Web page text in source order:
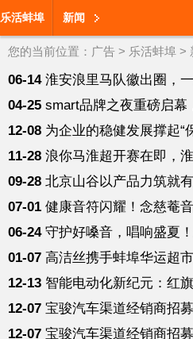
乐活蚌埠 新闻
您的当前位置： 广告 > 乐活蚌埠 >
06-14 淮安浪里马队徽出圈，
04-25 smart品牌之夜重磅启幕，精
12-08 为企业的稳健发展撑起“保护伞”
11-28 浪你马淮超开赛在即，
09-28 北京山谷以产品力筑就
07-01 健康音符闪耀！念慈菴音
06-24 守护好嗓音，唱响盛夏！念
01-07 高洁丝携手蚌埠华运超
12-13 智能电动化新纪元：红
12-07 宝骏汽车渠道经销商招募中
12-07 宝骏汽车渠道经销商招募中